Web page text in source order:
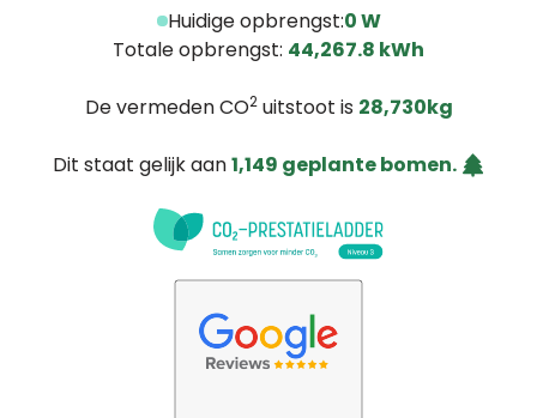
Huidige opbrengst:0 W
Totale opbrengst: 44,267.8 kWh
De vermeden CO2uitstoot is 28,730kg
Dit staat gelijk aan1,149 geplante bomen.